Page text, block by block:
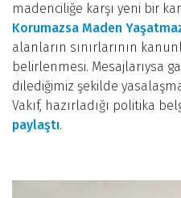
madenciliğe karşı yeni bir
Korumazsa Maden
alanların sınırlarının
belirlenmesi. Mesajlarıysa
dilediğimiz şekilde
Vakıf, hazırladığı politika
paylaştı.